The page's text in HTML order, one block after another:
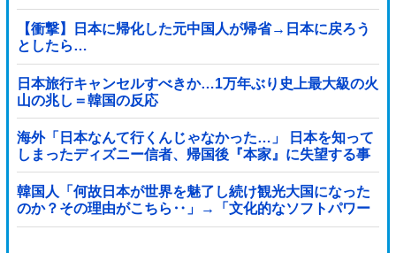
【衝撃】日本に帰化した元中国人が帰省→日本に戻ろう
としたら…
日本旅行キャンセルすべきか…1万年ぶり史上最大級の火
山の兆し＝韓国の反応
海外「日本なんて行くんじゃなかった…」 日本を知って
しまったディズニー信者、帰国後『本家』に失望する事
態に
韓国人「何故日本が世界を魅了し続け観光大国になった
のか？その理由がこちら‥」→「文化的なソフトパワー
が凄い」